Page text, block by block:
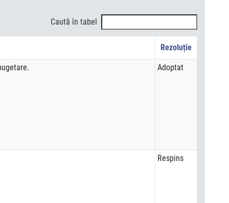
Caută în tabel
Rezoluție
Adoptat
Respins